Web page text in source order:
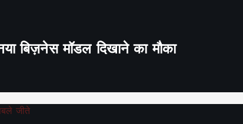
बिज़नेस मॉडल दिखाने का मौका